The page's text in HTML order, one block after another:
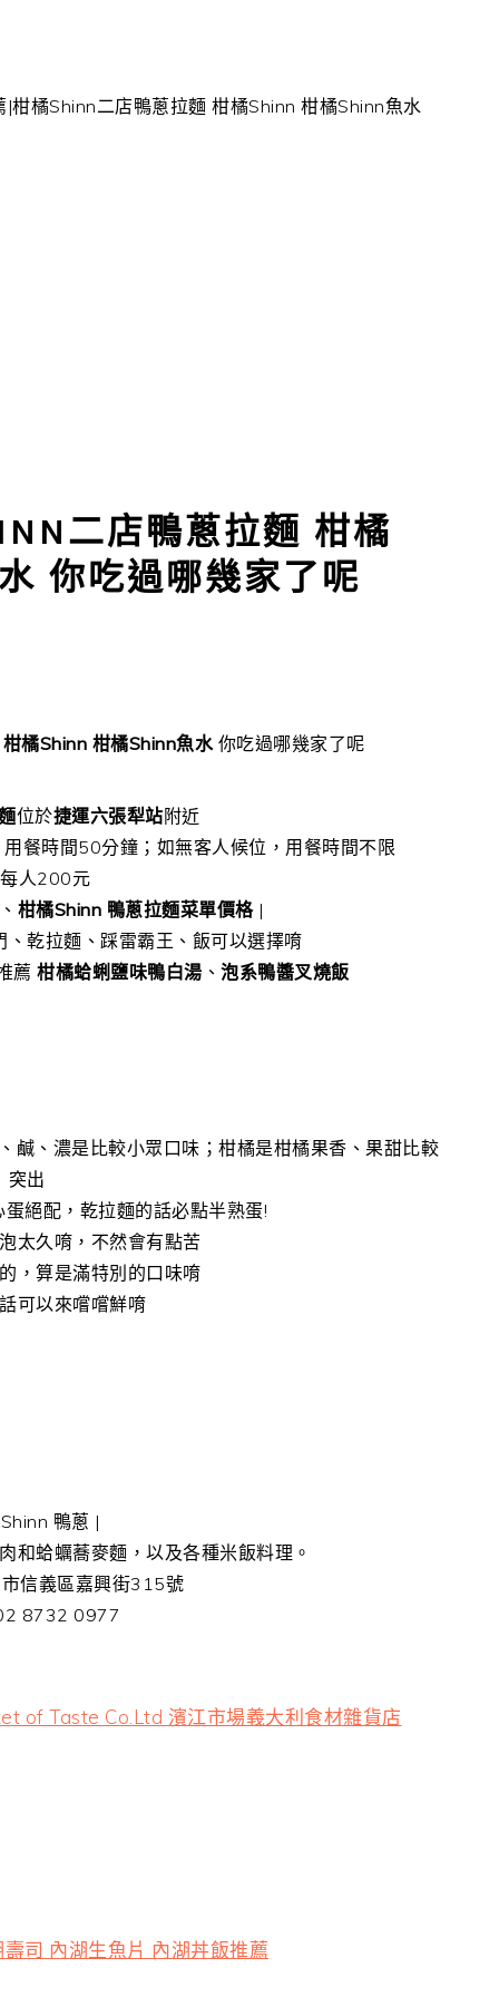
|柑橘Shinn二店鴨蔥拉麵 柑橘Shinn 柑橘Shinn魚水
二店鴨蔥拉麵 柑橘
你吃過哪幾家了呢
柑橘Shinn 柑橘Shinn魚水你吃過哪幾家了呢
位於捷運六張犁站附近
餐時間50分鐘；如無客人候位，用餐時間不限
人200元
、 柑橘Shinn 鴨蔥拉麵菜單價格|
乾拉麵、踩雷霸王、飯可以選擇唷
薦柑橘蛤蜊鹽味鴨白湯 、泡系鴨醬叉燒飯
鹹、濃是比較小眾口味；柑橘是柑橘果香、果甜比較
突出
絕配，乾拉麵的話必點半熟蛋!
太久唷，不然會有點苦
，算是滿特別的口味唷
可以來嚐嚐鮮唷
鴨蔥 |
和蛤蠣蕎麥麵，以及各種米飯料理。
信義區嘉興街315號
8732 0977
of Taste Co.Ltd 濱江市場義大利食材雜貨店
司 內湖生魚片 內湖丼飯推薦